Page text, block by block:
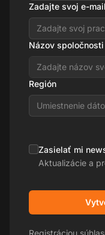
Zadajte svoj e-mail
Názov spoločnosti
Región
Umiestnenie
Zasielať mi
Aktualizácie a
Registráciou